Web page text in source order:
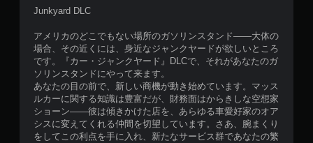
Junkyard DLC
アメリカのどこでもない場所のガソリンスタンド——大体の
場合、その近くには、身近なジャンクヤードが欲しいところ
です。『カー・ジャンクヤード』DLCで、それがあなたのガ
ソリンスタンドにやって来ます。
あなたの目の前で、新しい商機が動き始めています。マッス
ルカーに関する知識は豊富だが、財務面はからきしな空想家
ショーン——彼は傾きかけた店を、あらゆる車愛好家のオア
シスに変えてくれる仲間を切望しています。さあ、腕まくり
をしてこの利点を手に入れ、新たなサービス群であなたの繁